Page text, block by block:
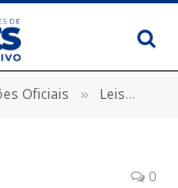
Oficiais » Leis
0